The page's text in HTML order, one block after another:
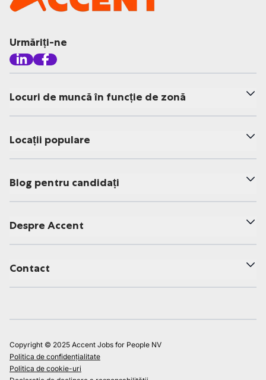
Urmăriți-ne
Locuri de muncă în funcție de zonă
Locații populare
Blog pentru candidați
Despre Accent
Contact
Copyright © 2025 Accent Jobs for People NV
Politica de confidențialitate
Politica de cookie-uri